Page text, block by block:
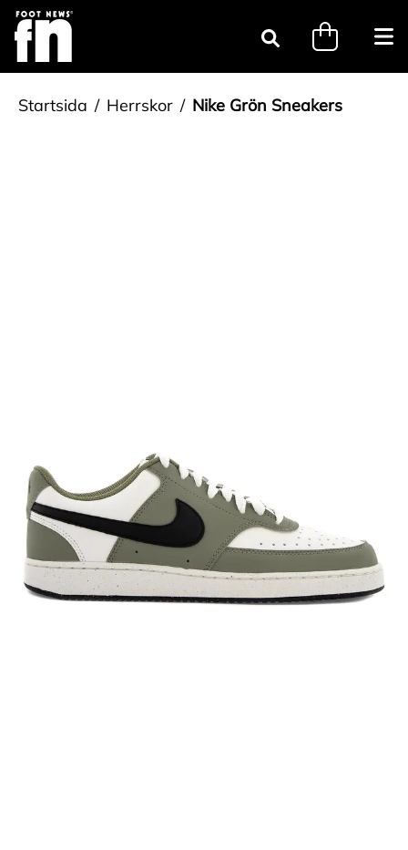
Sök
Startsida Herrskor Nike Grön Sneakers